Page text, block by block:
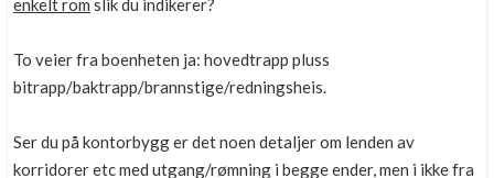
enkelt rom slik du indikerer?
To veier fra boenheten ja: hovedtrapp pluss
bitrapp/baktrapp/brannstige/redningsheis.
Ser du på kontorbygg er det noen detaljer om lenden av
korridorer etc med utgang/rømning i begge ender, men i ikke fra